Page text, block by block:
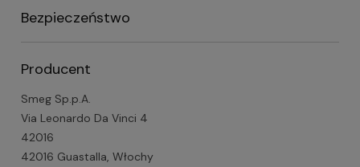
Bezpieczeństwo
Producent
Smeg Sp.p.A.
Via Leonardo Da Vinci 4
42016
42016 Guastalla, Włochy